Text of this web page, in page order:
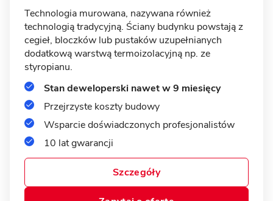
11 zdjęć
Lusówko - energooszczędny dom
z garażem
MUROWANY
Technologia murowana, nazywana również
technologią tradycyjną. Ściany budynku powstają z
cegieł, bloczków lub pustaków uzupełnianych
dodatkową warstwą termoizolacyjną np. ze
styropianu.
Stan deweloperski nawet w 9 miesięcy
Przejrzyste koszty budowy
Wsparcie doświadczonych profesjonalistów
10 lat gwarancji
Szczegóły